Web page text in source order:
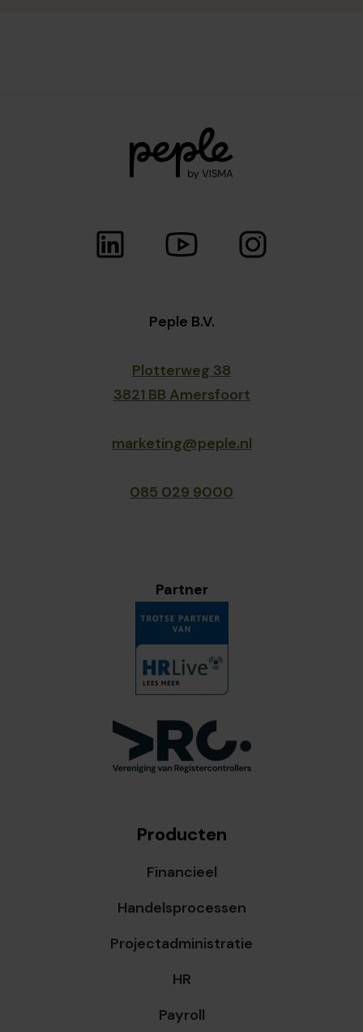
Peple B.V.
Plotterweg 38
3821 BB Amersfoort
marketing@peple.nl
085 029 9000
Partner
Producten
Financieel
Handelsprocessen
Projectadministratie
HR
Payroll